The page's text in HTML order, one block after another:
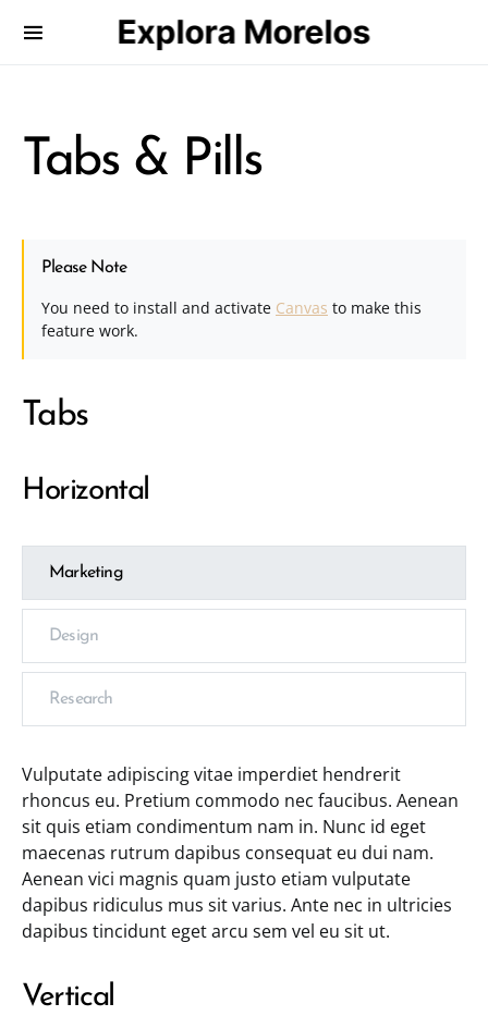
Explora Morelos
Search for:
Tabs & Pills
Please Note
You need to install and activate Canvas to make this
feature work.
Tabs
Horizontal
Marketing
Design
Research
Vulputate adipiscing vitae imperdiet hendrerit
rhoncus eu. Pretium commodo nec faucibus. Aenean
sit quis etiam condimentum nam in. Nunc id eget
maecenas rutrum dapibus consequat eu dui nam.
Aenean vici magnis quam justo etiam vulputate
dapibus ridiculus mus sit varius. Ante nec in ultricies
dapibus tincidunt eget arcu sem vel eu sit ut.
Vertical